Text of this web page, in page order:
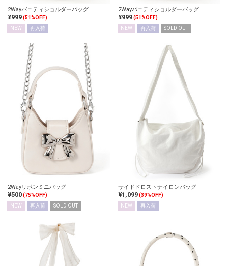
2Wayバニティショルダーバッグ
¥999(51%OFF)
NEW
再入荷
2Wayバニティショルダーバッグ
¥999(51%OFF)
NEW
再入荷 SOLD OUT
2Wayリボンミニバッグ
¥500(75%OFF)
NEW
再入荷 SOLD OUT
サイドドロストナイロンバッグ
¥1,099(39%OFF)
NEW
再入荷